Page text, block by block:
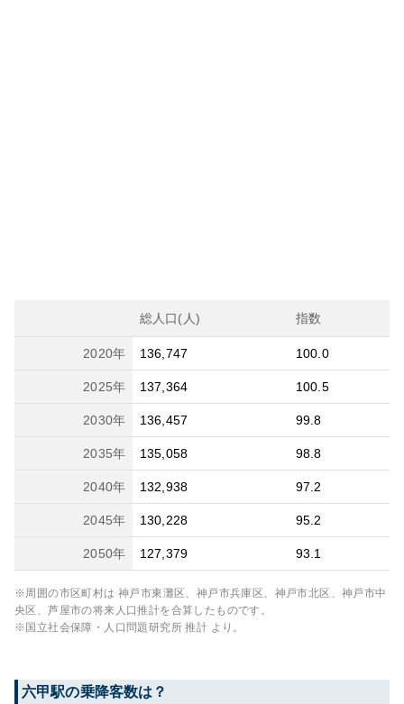
総人口(人) 指数
2020年 136,747 100.0
2025年 137,364 100.5
2030年 136,457 99.8
2035年 135,058 98.8
2040年 132,938 97.2
2045年 130,228 95.2
2050年 127,379 93.1
※周囲の市区町村は 神戸市東灘区、神戸市兵庫区、神戸市北区、神戸市中
央区、芦屋市の将来人口推計を合算したものです。
※国立社会保障・人口問題研究所 推計 より。
六甲駅の乗降客数は？